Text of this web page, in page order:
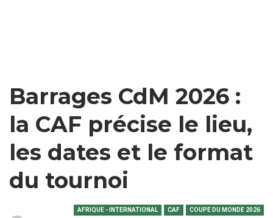
Barrages CdM 2026 :
la CAF précise le lieu,
les dates et le format
du tournoi
AFRIQUE - INTERNATIONAL CAF COUPE DU MONDE 2026